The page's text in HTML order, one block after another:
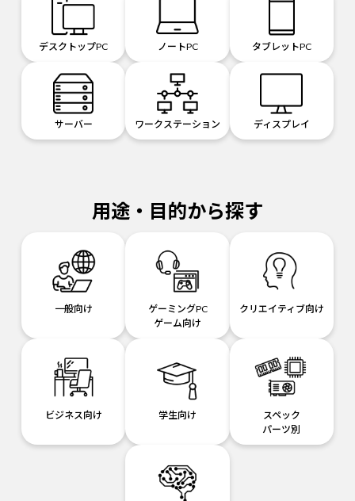
デスクトップPC ノートPC タブレットPC
サーバー ワークステーション ディスプレイ
用途・目的から探す
一般向け
ゲーミングPC
ゲーム向け
クリエイティブ向け
ビジネス向け 学生向け
スペック
パーツ別